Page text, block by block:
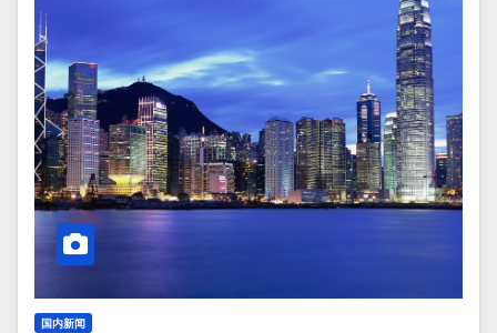
国内新闻